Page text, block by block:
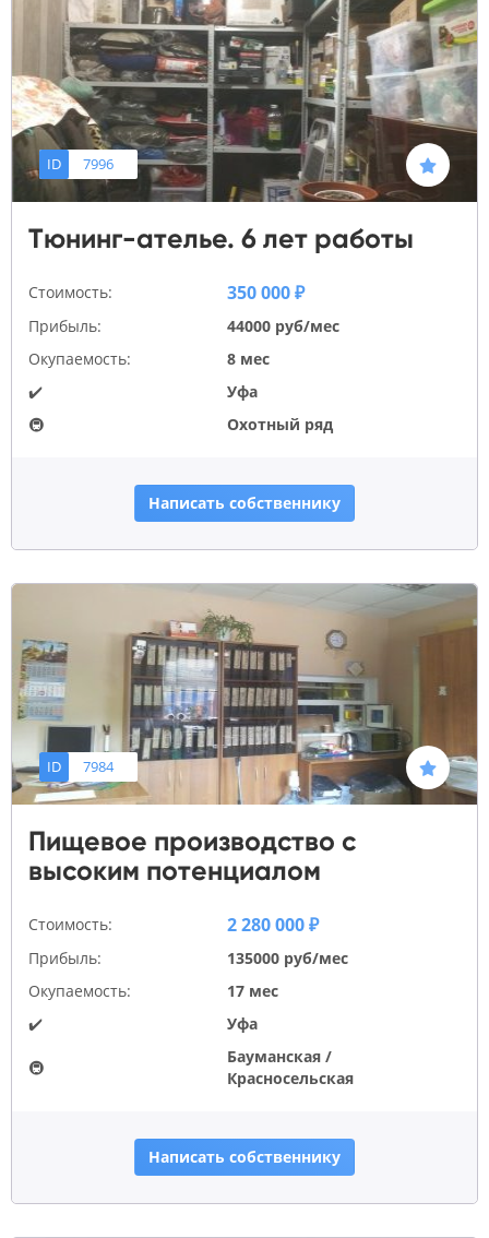
ID 7996
Тюнинг-ателье. 6 лет работы
Стоимость: 350 000 ₽
Прибыль:
44000 руб/мес
Окупаемость:
8 мес
✔️
Уфа
🚇
Охотный ряд
Написать собственнику
ID 7984
Пищевое производство с
высоким потенциалом
Стоимость: 2 280 000 ₽
Прибыль:
135000 руб/мес
Окупаемость:
17 мес
✔️
Уфа
🚇
Бауманская /
Красносельская
Написать собственнику